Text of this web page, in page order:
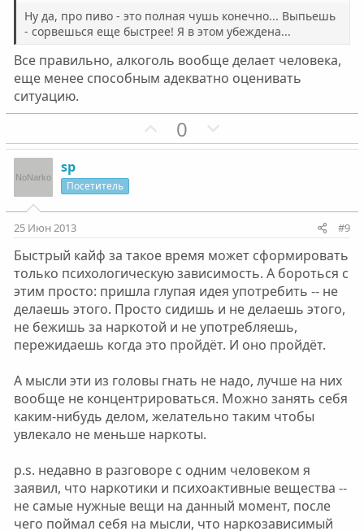
ы
й
г
о
л
о
ы
й
г
о
л
о
Ну да, про пиво - это полная чушь конечно... Выпьешь
- сорвешься еще быстрее! Я в этом убеждена...
Все правильно, алкоголь вообще делает человека,
еще менее способным адекватно оценивать
ситуацию.
П
о
т
н
ы
й
г
о
о
с
0
е
т
н
ы
й
г
о
о
с
sp
Посетитель
25 Июн 2013 #9
Быстрый кайф за такое время может сформировать
только психологическую зависимость. А бороться с
этим просто: пришла глупая идея употребить -- не
делаешь этого. Просто сидишь и не делаешь этого,
не бежишь за наркотой и не употребляешь,
пережидаешь когда это пройдёт. И оно пройдёт.
А мысли эти из головы гнать не надо, лучше на них
вообще не концентрироваться. Можно занять себя
каким-нибудь делом, желательно таким чтобы
увлекало не меньше наркоты.
p.s. недавно в разговоре с одним человеком я
заявил, что наркотики и психоактивные вещества --
не самые нужные вещи на данный момент, после
чего поймал себя на мысли, что наркозависимый